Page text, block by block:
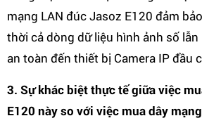
mạng LAN đúc Jasoz E120 đảm
thời cả dòng dữ liệu hình ảnh số
an toàn đến thiết bị Camera IP đầu
3. Sự khác biệt thực tế giữa việc
E120 này so với việc mua dây